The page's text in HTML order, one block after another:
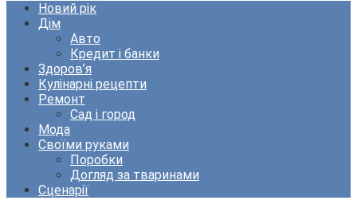
Новий рік
Дім
Авто
Кредит і банки
Здоров’я
Кулінарні рецепти
Ремонт
Сад і город
Мода
Своїми руками
Поробки
Догляд за тваринами
Сценарії